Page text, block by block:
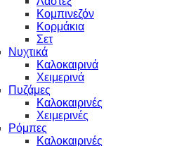
Κομπινεζόν
Κορμάκια
Σετ
Νυχτικά
Καλοκαιρινά
Χειμερινά
Πυζάμες
Καλοκαιρινές
Χειμερινές
Ρόμπες
Καλοκαιρινές